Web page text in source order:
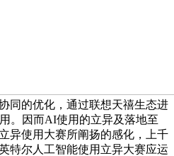
同的优化，通过联想天禧生态进
。因而AI使用的立异及落地至
异使用大赛所阐扬的感化，上千
特尔人工智能使用立异大赛应运